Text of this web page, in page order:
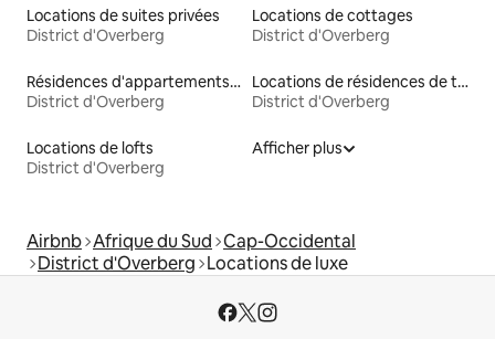
Locations de suites privées
District d'Overberg
Locations de cottages
District d'Overberg
Résidences d'appartements en location
District d'Overberg
Locations de résidences de tourisme
District d'Overberg
Locations de lofts
District d'Overberg
Afficher plus
Airbnb Afrique du Sud Cap-Occidental
District d'Overberg Locations de luxe